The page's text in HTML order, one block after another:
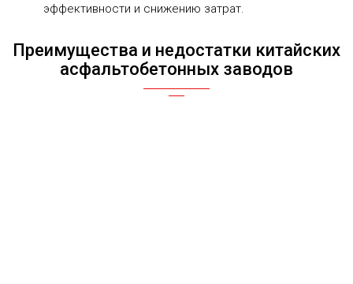
эффективности и снижению затрат.
Преимущества и недостатки китайских
асфальтобетонных заводов